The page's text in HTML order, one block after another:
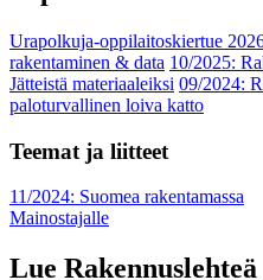
Urapolkuja-oppilaitoskiertue
rakentaminen & data 10/2025:
Jätteistä materiaaleiksi 09/2024:
paloturvallinen loiva katto
Teemat ja liitteet
11/2024: Suomea rakentamassa
Mainostajalle
Lue Rakennuslehteä